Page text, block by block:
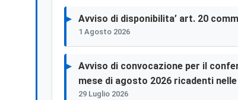
Avviso di disponibilita’ art. 20
1 Agosto 2026
Avviso di convocazione per il
mese di agosto 2026 ricadenti
29 Luglio 2026